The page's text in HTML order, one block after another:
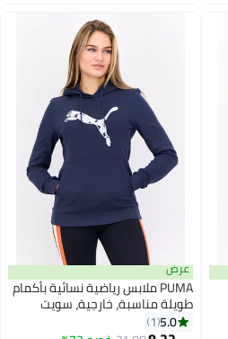
عرض
PUMA ملابس رياضية نسائية بأكمام
طويلة مناسبة، خارجية، سويت
شيرت، كحلي
1